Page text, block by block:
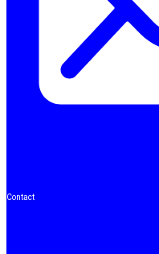
Contact